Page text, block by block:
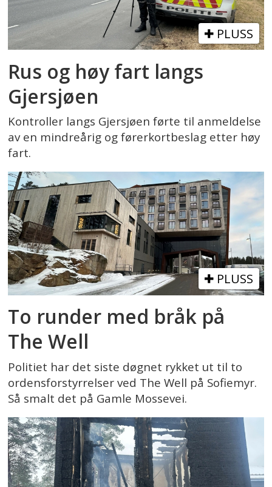
PLUSS
Rus og høy fart langs
Gjersjøen
Kontroller langs Gjersjøen førte til anmeldelse
av en mindreårig og førerkortbeslag etter høy
fart.
PLUSS
To runder med bråk på
The Well
Politiet har det siste døgnet rykket ut til to
ordensforstyrrelser ved The Well på Sofiemyr.
Så smalt det på Gamle Mossevei.